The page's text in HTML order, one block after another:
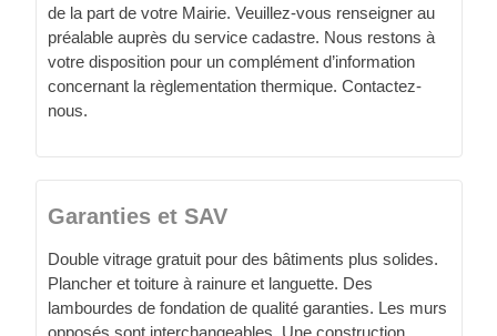
de la part de votre Mairie. Veuillez-vous renseigner au
préalable auprès du service cadastre. Nous restons à
votre disposition pour un complément d’information
concernant la règlementation thermique. Contactez-
nous.
Garanties et SAV
Double vitrage gratuit pour des bâtiments plus solides.
Plancher et toiture à rainure et languette. Des
lambourdes de fondation de qualité garanties. Les murs